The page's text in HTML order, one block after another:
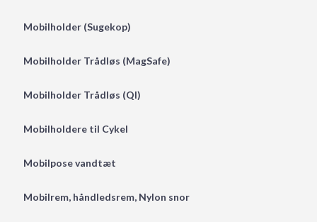
Mobilholder (Sugekop)
Mobilholder Trådløs (MagSafe)
Mobilholder Trådløs (QI)
Mobilholdere til Cykel
Mobilpose vandtæt
Mobilrem, håndledsrem, Nylon snor